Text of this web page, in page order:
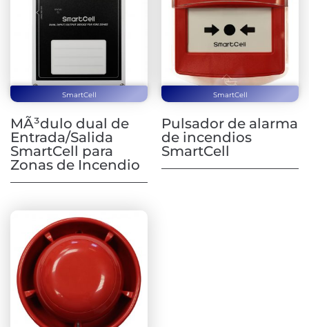
SmartCell
MÃ³dulo dual de
Entrada/Salida
SmartCell para
Zonas de Incendio
SmartCell
Pulsador de alarma
de incendios
SmartCell